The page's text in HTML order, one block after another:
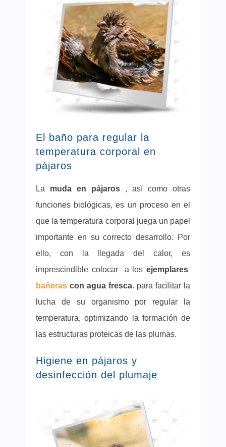
El baño para regular la
temperatura corporal en
pájaros
La muda en pájaros , así como otras
funciones biológicas, es un proceso en el
que la temperatura corporal juega un papel
importante en su correcto desarrollo. Por
ello, con la llegada del calor, es
imprescindible colocar a los ejemplares
bañeras con agua fresca. para facilitar la
lucha de su organismo por regular la
temperatura, optimizando la formación de
las estructuras proteicas de las plumas.
Higiene en pájaros y
desinfección del plumaje